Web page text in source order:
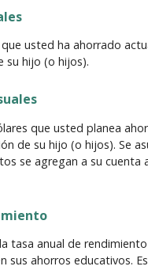
usted ha ahorrado
su hijo (o hijos).
que usted planea
de su hijo (o hijos). Se
se agregan a su cuenta
tasa anual de
sus ahorros educativos.